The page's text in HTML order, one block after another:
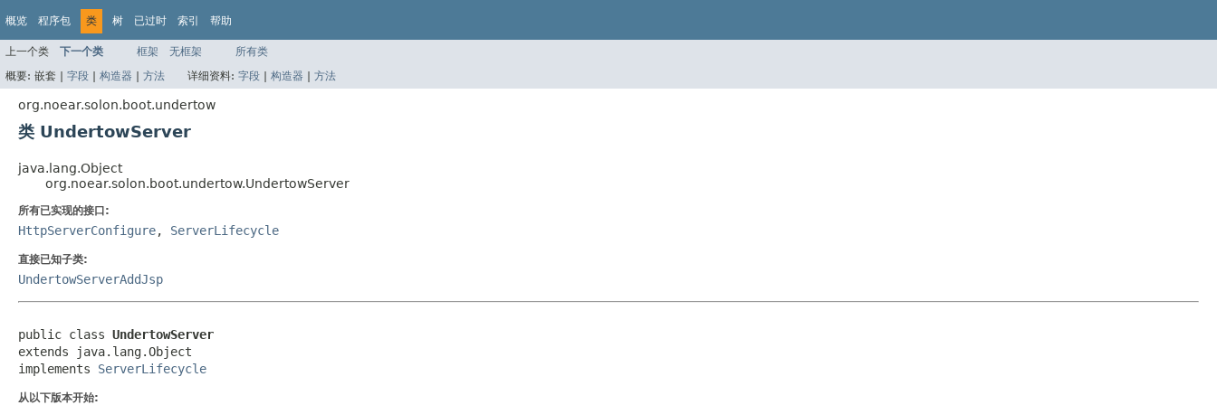
概览 程序包 类 树 已过时 索引 帮助
上一个类 下一个类 框架 无框架
所有类
概要: 嵌套 | 字段 | 构造器 | 方法 详细资料: 字段 | 构造器 | 方法
org.noear.solon.boot.undertow
类 UndertowServer
java.lang.Object
org.noear.solon.boot.undertow.UndertowServer
所有已实现的接口:
HttpServerConfigure, ServerLifecycle
直接已知子类:
UndertowServerAddJsp
public class UndertowServer
extends java.lang.Object
implements ServerLifecycle
从以下版本开始: